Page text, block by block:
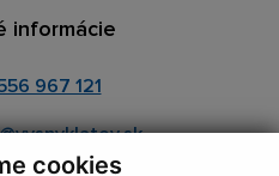
cookies
informácie
967 121